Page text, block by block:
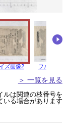
ズ画像2 フルサイズ
＞ 一覧を見る
ルは関連の枝番号を
いる場合があります